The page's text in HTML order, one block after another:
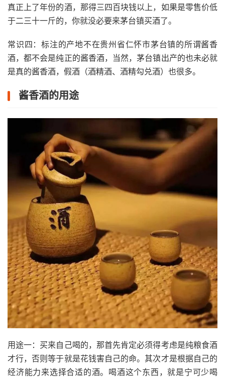
真正上了年份的酒，那得三四百块钱以上，如果是零售价低
于二三十一斤的，你就没必要来茅台镇买酒了。
常识四：标注的产地不在贵州省仁怀市茅台镇的所谓酱香
酒，都不会是纯正的酱香酒，当然，茅台镇出产的也未必就
是真的酱香酒，假酒（酒精酒、酒精勾兑酒）也很多。
酱香酒的用途
用途一：买来自己喝的，那首先肯定必须得考虑是纯粮食酒
才行，否则等于就是花钱害自己的命。其次才是根据自己的
经济能力来选择合适的酒。喝酒这个东西，就是宁可少喝